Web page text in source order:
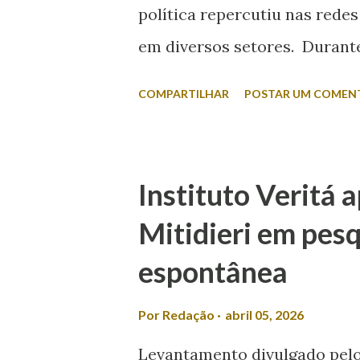
política repercutiu nas
em diversos setores.
classificou a declaração
redes sociais, Laís afirmou
o desrespeito e a exclusão
COMPARTILHAR POSTAR UM
Instituto Veritá
Mitidieri em
espontânea
Por Redação abril 05, 2026
Levantamento divulgado